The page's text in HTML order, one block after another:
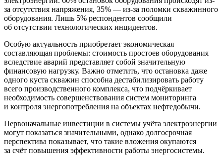
за отсутствия напряжения, 35% — из-за поломки скважинного
оборудования. Лишь 5% респондентов сообщили
об отсутствии технологических инцидентов.
Особую актуальность приобретает экономическая
составляющая проблемы: стоимость простоев оборудования
вследствие аварий представляет собой значительную
финансовую нагрузку. Важно отметить, что остановка даже
одного куста скважин способна дестабилизировать работу
всего производственного комплекса, что подчёркивает
необходимость совершенствования систем мониторинга
и контроля энергопотребления на объектах нефтедобычи.
Первоначальные инвестиции в системы учёта электроэнергии
могут показаться значительными, однако долгосрочная
перспектива показывает, что такие вложения окупаются
за счёт повышения эффективности работы энергосистемы.